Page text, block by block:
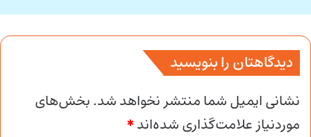
دیدگاهتان را بنویسید
نشانی ایمیل شما منتشر نخواهد شد.بخش‌های
موردنیاز علامت‌گذاری شده‌اند*